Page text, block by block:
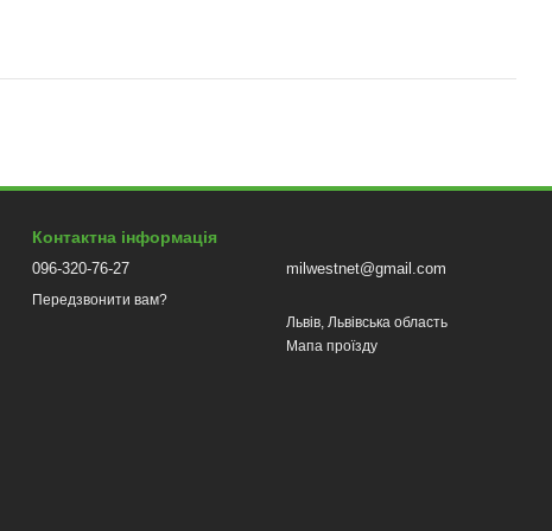
Контактна інформація
096-320-76-27
Передзвонити вам?
milwestnet@gmail.com
Львів, Львівська область
Мапа проїзду